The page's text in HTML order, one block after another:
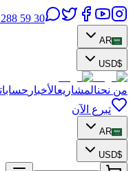
59 30
AR
$
USD
من نحنالمشاريعالأخبار
تبرع الآن
AR
$
USD